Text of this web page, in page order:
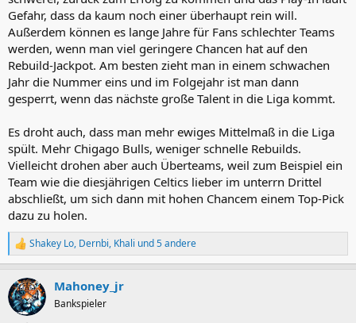
Gefahr, dass da kaum noch einer überhaupt rein will.
Außerdem können es lange Jahre für Fans schlechter Teams
werden, wenn man viel geringere Chancen hat auf den
Rebuild-Jackpot. Am besten zieht man in einem schwachen
Jahr die Nummer eins und im Folgejahr ist man dann
gesperrt, wenn das nächste große Talent in die Liga kommt.
Es droht auch, dass man mehr ewiges Mittelmaß in die Liga
spült. Mehr Chigago Bulls, weniger schnelle Rebuilds.
Vielleicht drohen aber auch Überteams, weil zum Beispiel ein
Team wie die diesjährigen Celtics lieber im unterrn Drittel
abschließt, um sich dann mit hohen Chancem einem Top-Pick
dazu zu holen.
R
e
k
t
i
Shakey Lo, Dernbi, Khali und 5 andere
Mahoney_jr
Bankspieler